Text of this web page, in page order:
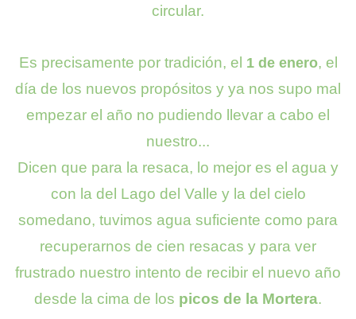
circular.
Es precisamente por tradición, el 1 de enero, el
día de los nuevos propósitos y ya nos supo mal
empezar el año no pudiendo llevar a cabo el
nuestro...
Dicen que para la resaca, lo mejor es el agua y
con la del Lago del Valle y la del cielo
somedano, tuvimos agua suficiente como para
recuperarnos de cien resacas y para ver
frustrado nuestro intento de recibir el nuevo año
desde la cima de los picos de la Mortera.